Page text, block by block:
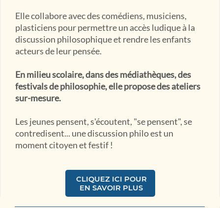
Elle collabore avec des comédiens, musiciens,
plasticiens pour permettre un accès ludique à la
discussion philosophique et rendre les enfants
acteurs de leur pensée.
En milieu scolaire, dans des médiathèques, des
festivals de philosophie, elle propose des ateliers
sur-mesure.
Les jeunes pensent, s'écoutent, "se pensent", se
contredisent... une discussion philo est un
moment citoyen et festif !
CLIQUEZ ICI POUR
EN SAVOIR PLUS